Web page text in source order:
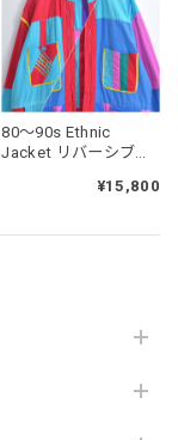
80～90s Ethnic
Jacket リバーシブル
ッチ デザイン ボタン
衣装 クレイジーパタ
¥15,800